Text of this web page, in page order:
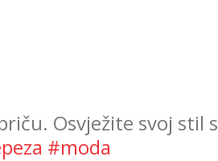
Osvježite svoj stil s
#moda